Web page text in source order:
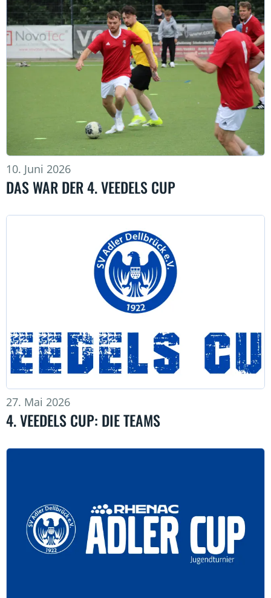
10. Juni 2026
DAS WAR DER 4. VEEDELS CUP
27. Mai 2026
4. VEEDELS CUP: DIE TEAMS